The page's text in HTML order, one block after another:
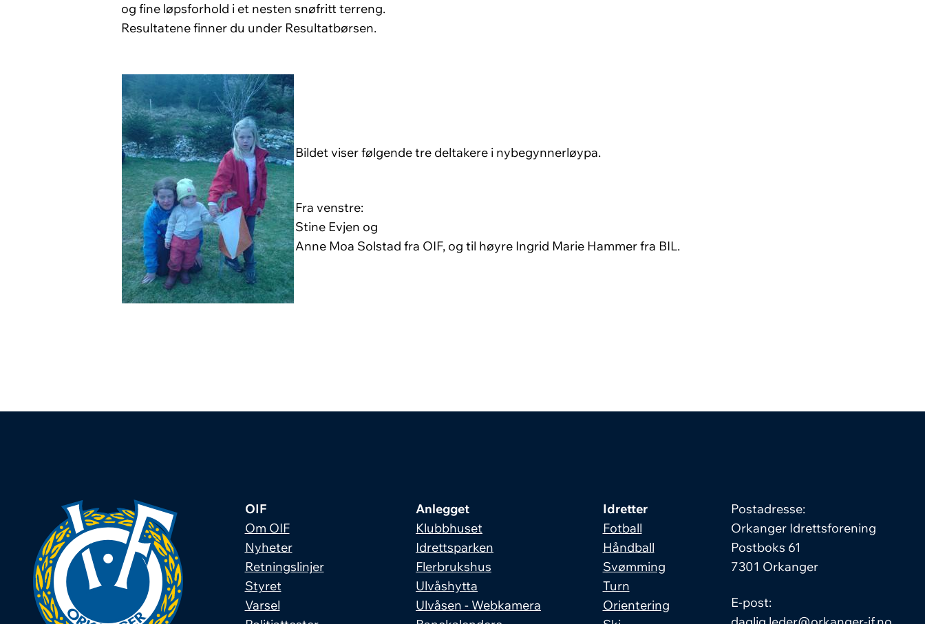
og fine løpsforhold i et nesten snøfritt terreng.
Resultatene finner du under Resultatbørsen.
Bildet viser følgende tre deltakere i nybegynnerløypa.
Fra venstre:
Stine Evjen og
Anne Moa Solstad fra OIF, og til høyre Ingrid Marie Hammer fra BIL.
OIF
Om OIF
Nyheter
Retningslinjer
Styret
Varsel
Anlegget
Klubbhuset
Idrettsparken
Flerbrukshus
Ulvåshytta
Ulvåsen - Webkamera
Idretter
Fotball
Håndball
Svømming
Turn
Orientering
Postadresse:
Orkanger Idrettsforening
Postboks 61
7301 Orkanger
E-post: